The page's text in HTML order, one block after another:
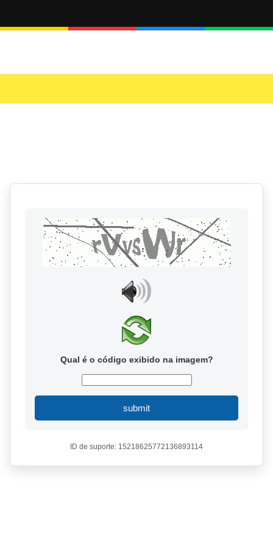
Qual é o código exibido na imagem?
submit
ID de suporte: 15218625772136893114